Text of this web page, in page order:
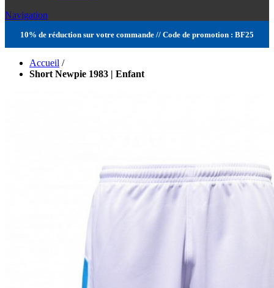
Navigation
10% de réduction sur votre commande // Code de promotion : BF25
Accueil /
Short Newpie 1983 | Enfant